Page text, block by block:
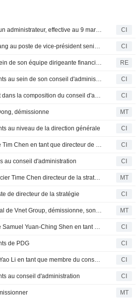
VNET Group, Inc. annonce la démission d'un administrateur, effective au 9 mars 2026 CI
VNET Group, Inc. nomme Peter Zhihua Zhang au poste de vice-président senior, finance opérationnelle, à compter du 13 février 2026 CI
VNET nomme un nouvel responsable au sein de son équipe dirigeante financière RE
VNET Group, Inc. annonce des changements au sein de son conseil d'administration et de ses comités CI
VNET Group, Inc. annonce un changement dans la composition du conseil d'administration CI
démissionne MT
au niveau de la direction générale CI
VNET Group, Inc. annonce la démission de Tim Chen en tant que directeur de la stratégie CI
au conseil d'administration CI
Le groupe Vnet nomme son directeur financier Time Chen directeur de la stratégie MT
de directeur de la stratégie CI
Samuel Yuan-Ching Shen, directeur général de Vnet Group, démissionne, son successeur est nommé MT
VNET Group, Inc. annonce la démission de Samuel Yuan-Ching Shen en tant que président exécutif du groupe d'affaires Retail IDC CI
de PDG CI
Vnet Group, Inc. annonce la démission de Yao Li en tant que membre du conseil d'administration et membre du comité de rémunération du conseil d'administration CI
au conseil d'administration CI
MT